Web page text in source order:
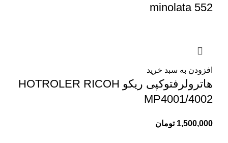
minolata 552
افزودن به سبد خرید
هاترولرفتوکپی ریکو HOTROLER RICOH
MP4001/4002
1,500,000 تومان